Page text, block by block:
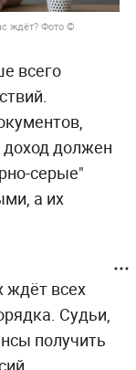
ждёт? Фото ©
всего
должен
серые"
а их
ждёт всех
Судьи,
получить